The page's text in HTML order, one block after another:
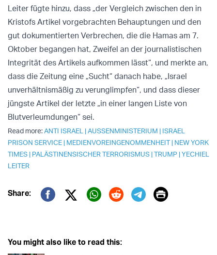
Leiter fügte hinzu, dass „der Vergleich zwischen den in
Kristofs Artikel vorgebrachten Behauptungen und den
gut dokumentierten Verbrechen, die die Hamas am 7.
Oktober begangen hat, Zweifel an der journalistischen
Integrität des Artikels aufkommen lässt“, und merkte an,
dass die Zeitung eine „Sucht“ danach habe, „Israel
unverhältnismäßig zu verunglimpfen“, und dass dieser
jüngste Artikel der letzte „in einer langen Liste von
Blutverleumdungen“ sei.
Read more:ANTI ISRAEL |AUSSENMINISTERIUM | ISRAEL
PRISON SERVICE | MEDIENVOREINGENOMMENHEIT| NEW YORK
TIMES | PALÄSTINENSISCHER TERRORISMUS |TRUMP |YECHIEL
LEITER
Share:
Twitter (X)
Print
You might also like to read this: